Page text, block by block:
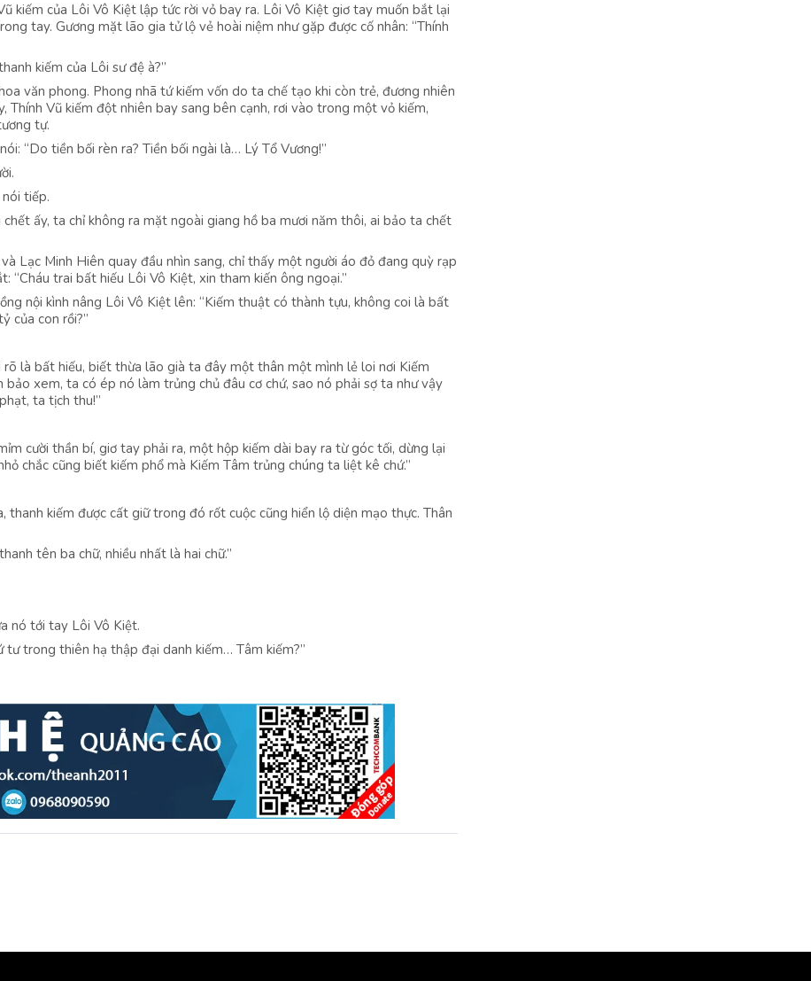
kiếm của Lôi Vô Kiệt lập tức rời vỏ bay ra. Lôi Vô Kiệt giơ tay muốn bắt lại
tay. Gương mặt lão gia tử lộ vẻ hoài niệm như gặp được cố nhân: “Thính
kiếm của Lôi sư đệ à?”
văn phong. Phong nhã tứ kiếm vốn do ta chế tạo khi còn trẻ, đương nhiên
Thính Vũ kiếm đột nhiên bay sang bên cạnh, rơi vào trong một vỏ kiếm,
tự.
“Do tiền bối rèn ra? Tiền bối ngài là… Lý Tổ Vương!”
tiếp.
ấy, ta chỉ không ra mặt ngoài giang hồ ba mươi năm thôi, ai bảo ta chết
Lạc Minh Hiên quay đầu nhìn sang, chỉ thấy một người áo đỏ đang quỳ rạp
“Cháu trai bất hiếu Lôi Vô Kiệt, xin tham kiến ông ngoại.”
nội kình nâng Lôi Vô Kiệt lên: “Kiếm thuật có thành tựu, không coi là bất
của con rồi?”
là bất hiếu, biết thừa lão già ta đây một thân một mình lẻ loi nơi Kiếm
xem, ta có ép nó làm trủng chủ đâu cơ chứ, sao nó phải sợ ta như vậy
ta tịch thu!”
cười thần bí, giơ tay phải ra, một hộp kiếm dài bay ra từ góc tối, dừng lại
chắc cũng biết kiếm phổ mà Kiếm Tâm trủng chúng ta liệt kê chứ.”
thanh kiếm được cất giữ trong đó rốt cuộc cũng hiển lộ diện mạo thực. Thân
tên ba chữ, nhiều nhất là hai chữ.”
nó tới tay Lôi Vô Kiệt.
trong thiên hạ thập đại danh kiếm… Tâm kiếm?”